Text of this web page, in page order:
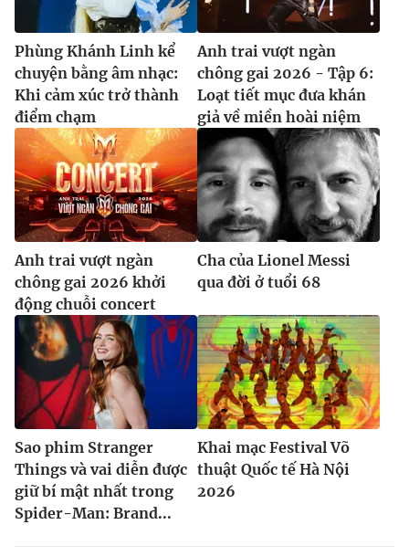
Phùng Khánh Linh kể
chuyện bằng âm nhạc:
Khi cảm xúc trở thành
điểm chạm
Anh trai vượt ngàn
chông gai 2026 - Tập 6:
Loạt tiết mục đưa khán
giả về miền hoài niệm
Anh trai vượt ngàn
chông gai 2026 khởi
động chuỗi concert
Cha của Lionel Messi
qua đời ở tuổi 68
Sao phim Stranger
Things và vai diễn được
giữ bí mật nhất trong
Spider-Man: Brand...
Khai mạc Festival Võ
thuật Quốc tế Hà Nội
2026